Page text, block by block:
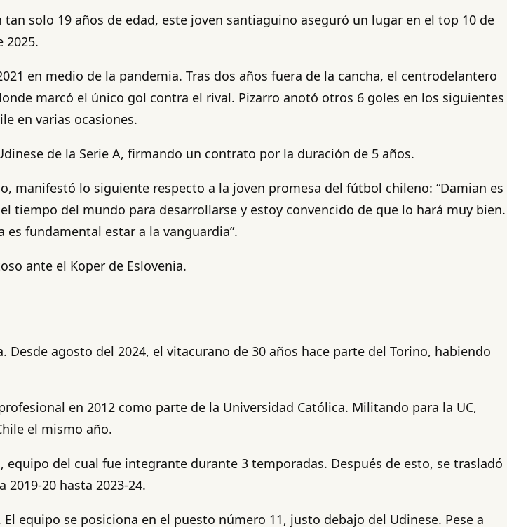
solo 19 años de edad, este joven santiaguino aseguró un lugar en el top 10 de
2025.
en medio de la pandemia. Tras dos años fuera de la cancha, el centrodelantero
marcó el único gol contra el rival. Pizarro anotó otros 6 goles en los siguientes
en varias ocasiones.
de la Serie A, firmando un contrato por la duración de 5 años.
lo siguiente respecto a la joven promesa del fútbol chileno: “Damian es
del mundo para desarrollarse y estoy convencido de que lo hará muy bien.
fundamental estar a la vanguardia”.
ante el Koper de Eslovenia.
agosto del 2024, el vitacurano de 30 años hace parte del Torino, habiendo
en 2012 como parte de la Universidad Católica. Militando para la UC,
el mismo año.
del cual fue integrante durante 3 temporadas. Después de esto, se trasladó
20 hasta 2023-24.
equipo se posiciona en el puesto número 11, justo debajo del Udinese. Pese a